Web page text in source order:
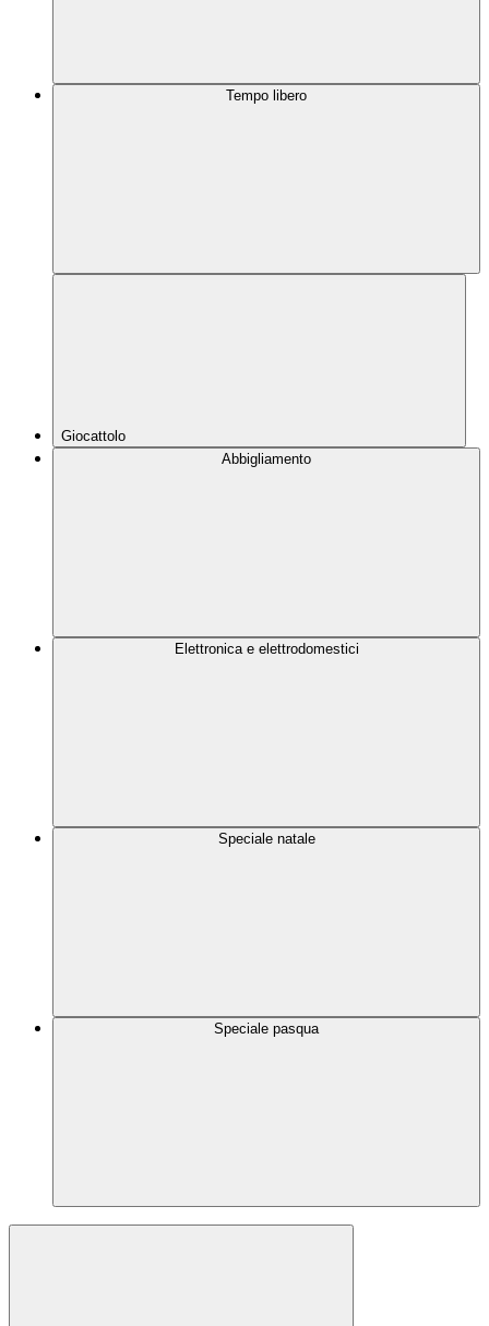
Tempo libero
Giocattolo
Abbigliamento
Elettronica e elettrodomestici
Speciale natale
Speciale pasqua